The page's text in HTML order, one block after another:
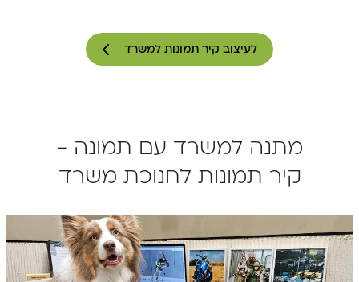
לעיצוב קיר תמונות למשרד
מתנה למשרד עם תמונה -
קיר תמונות לחנוכת משרד